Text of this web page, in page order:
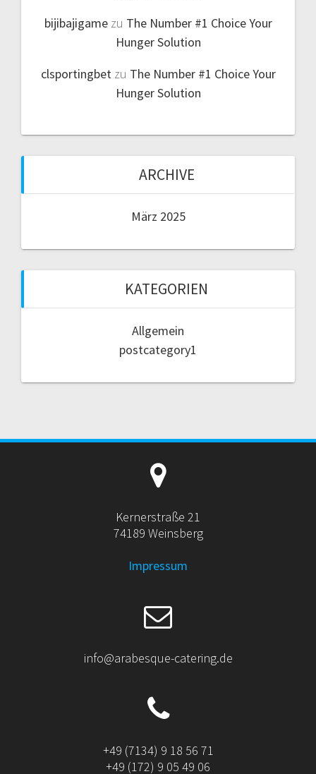
bijibajigamezu The Number #1 Choice Your
Hunger Solution
clsportingbetzu The Number #1 Choice Your
Hunger Solution
ARCHIVE
März 2025
KATEGORIEN
Allgemein
postcategory1
Kernerstraße 21
74189 Weinsberg
Impressum
info@arabesque-catering.de
+49 (7134) 9 18 56 71
+49 (172) 9 05 49 06